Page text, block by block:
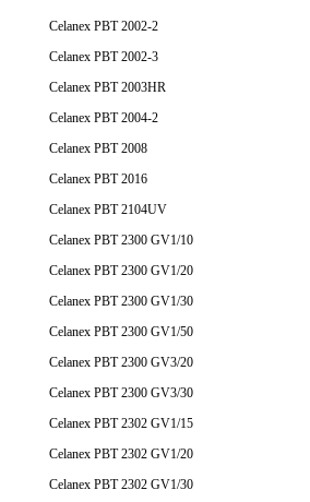
Celanex PBT 2002-2
Celanex PBT 2002-3
Celanex PBT 2003HR
Celanex PBT 2004-2
Celanex PBT 2008
Celanex PBT 2016
Celanex PBT 2104UV
Celanex PBT 2300 GV1/10
Celanex PBT 2300 GV1/20
Celanex PBT 2300 GV1/30
Celanex PBT 2300 GV1/50
Celanex PBT 2300 GV3/20
Celanex PBT 2300 GV3/30
Celanex PBT 2302 GV1/15
Celanex PBT 2302 GV1/20
Celanex PBT 2302 GV1/30